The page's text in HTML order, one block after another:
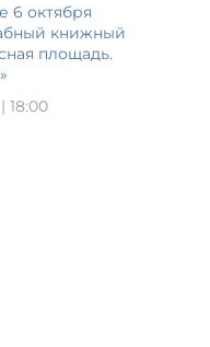
6 октября
книжный
площадь.
18:00